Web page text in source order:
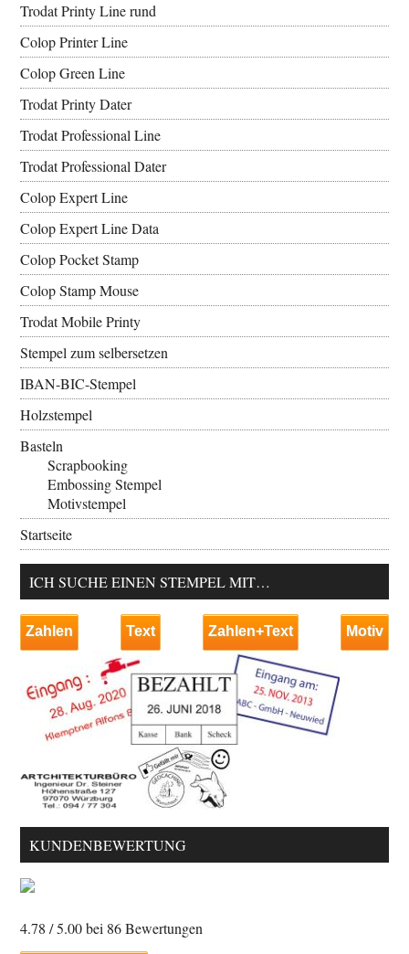
Trodat Printy Line rund
Colop Printer Line
Colop Green Line
Trodat Printy Dater
Trodat Professional Line
Trodat Professional Dater
Colop Expert Line
Colop Expert Line Data
Colop Pocket Stamp
Colop Stamp Mouse
Trodat Mobile Printy
Stempel zum selbersetzen
IBAN-BIC-Stempel
Holzstempel
Basteln
Scrapbooking
Embossing Stempel
Motivstempel
Startseite
ICH SUCHE EINEN STEMPEL MIT…
Zahlen Text Zahlen+Text Motiv
KUNDENBEWERTUNG
4.78 / 5.00 bei 86Bewertungen